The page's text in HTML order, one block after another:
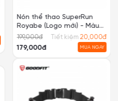
Nón thể thao SuperRun
Royabe (Logo mới) - Màu
đen
199,000đ Tiết kiệm 20,000đ
179,000đ MUA NGAY